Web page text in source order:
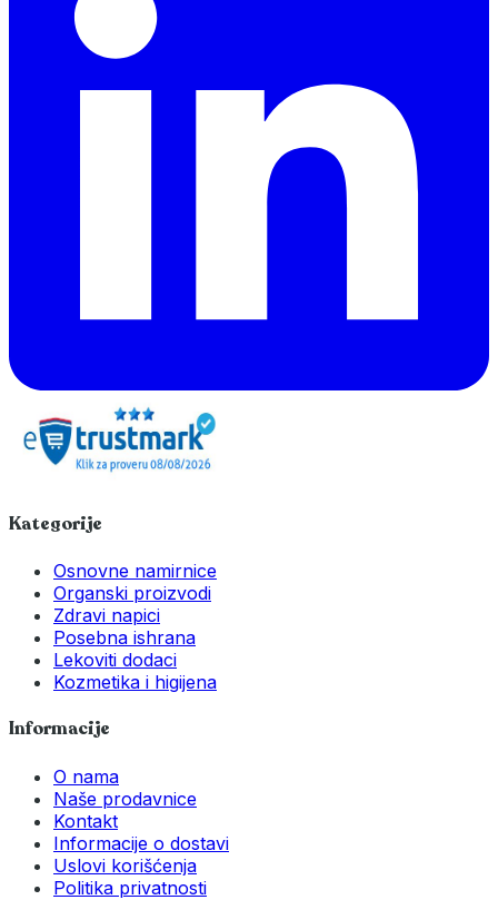
Kategorije
Osnovne namirnice
Organski proizvodi
Zdravi napici
Posebna ishrana
Lekoviti dodaci
Kozmetika i higijena
Informacije
O nama
Naše prodavnice
Kontakt
Informacije o dostavi
Uslovi korišćenja
Politika privatnosti